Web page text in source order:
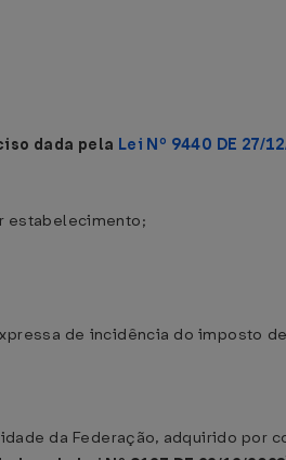
dada pela Lei Nº 9440 DE 27/
estabelecimento;
de incidência do imposto
da Federação, adquirido por